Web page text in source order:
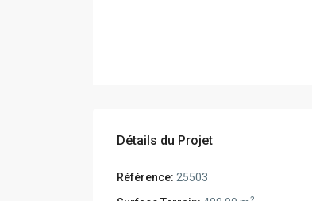
Détails du Projet
Référence: 25503